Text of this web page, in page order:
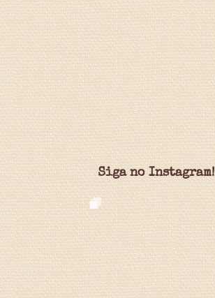
Siga no Instagram!